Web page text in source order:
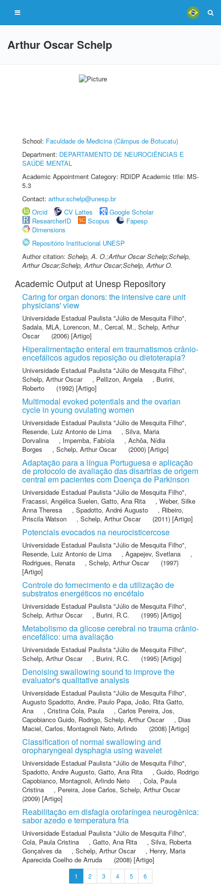
Arthur Oscar Schelp
School: Faculdade de Medicina (Câmpus de Botucatu)
Department: DEPARTAMENTO DE NEUROCIÊNCIAS E
SAÚDE MENTAL
Academic Appointment Category: RDIDP Academic title: MS-
5.3
Contact: arthur.schelp@unesp.br
Orcid
CV Lattes
Google Scholar
ResearcherID
Scopus
Fapesp
Dimensions
Repositório Institucional UNESP
Author citation: Schelp, A. O.;Arthur Oscar Schelp;Schelp,
Arthur Oscar;Schelp, Arthur Oscar;Schelp, Arthur O.
Academic Output at Unesp Repository
Caring for organ donors: the intensive care unit
physicians' view
Universidade Estadual Paulista "Júlio de Mesquita Filho",
Sadala, MLA, Lorencon, M., Cercal, M., Schelp, Arthur
Oscar
(2006) [Artigo]
Hiperalimentação enteral em traumatismos crânio-
encefálicos agudos reposição ou dietoterapia?
Universidade Estadual Paulista "Júlio de Mesquita Filho",
Schelp, Arthur Oscar
, Pellizon, Angela , Burini,
Roberto
(1992) [Artigo]
Multimodal evoked potentials and the ovarian
cycle in young ovulating women
Universidade Estadual Paulista "Júlio de Mesquita Filho",
Resende, Luiz Antonio de Lima
, Silva, Maria
Dorvalina
, Impemba, Fabíola , Achôa, Nídia
Borges
, Schelp, Arthur Oscar (2000) [Artigo]
Adaptação para a língua Portuguesa e aplicação
de protocolo de avaliação das disartrias de origem
central em pacientes com Doença de Parkinson
Universidade Estadual Paulista "Júlio de Mesquita Filho",
Fracassi, Angélica Suelen, Gatto, Ana Rita , Weber, Silke
Anna Theresa
, Spadotto, André Augusto , Ribeiro,
Priscila Watson
, Schelp, Arthur Oscar (2011) [Artigo]
Potenciais evocados na neurocisticercose
Universidade Estadual Paulista "Júlio de Mesquita Filho",
Resende, Luiz Antonio de Lima
, Agapejev, Svetlana
,
Rodrigues, Renata
, Schelp, Arthur Oscar
(1997)
[Artigo]
Controle do fornecimento e da utilização de
substratos energéticos no encéfalo
Universidade Estadual Paulista "Júlio de Mesquita Filho",
Schelp, Arthur Oscar
, Burini, R.C. (1995) [Artigo]
Metabolismo da glicose cerebral no trauma crânio-
encefálico: uma avaliação
Universidade Estadual Paulista "Júlio de Mesquita Filho",
Schelp, Arthur Oscar
, Burini, R.C. (1995) [Artigo]
Denoising swallowing sound to improve the
evaluator's qualitative analysis
Universidade Estadual Paulista "Júlio de Mesquita Filho",
Augusto Spadotto, Andre, Paulo Papa, João, Rita Gatto,
Ana
, Cristina Cola, Paula , Carlos Pereira, Jos,
Capobianco Guido, Rodrigo, Schelp, Arthur Oscar , Dias
Maciel, Carlos, Montagnoli Neto, Arlindo (2008) [Artigo]
Classification of normal swallowing and
oropharyngeal dysphagia using wavelet
Universidade Estadual Paulista "Júlio de Mesquita Filho",
Spadotto, Andre Augusto, Gatto, Ana Rita , Guido, Rodrigo
Capobianco, Montagnoli, Arlindo Neto , Cola, Paula
Cristina
, Pereira, Jose Carlos, Schelp, Arthur Oscar
(2009) [Artigo]
Reabilitação em disfagia orofaríngea neurogênica:
sabor azedo e temperatura fria
Universidade Estadual Paulista "Júlio de Mesquita Filho",
Cola, Paula Cristina
, Gatto, Ana Rita , Silva, Roberta
Gonçalves da
, Schelp, Arthur Oscar , Henry, Maria
Aparecida Coelho de Arruda
(2008) [Artigo]
1 2 3 4 5 6